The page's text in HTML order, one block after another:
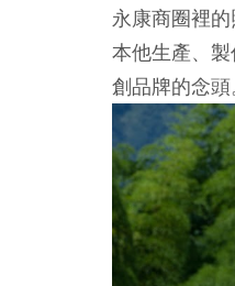
永康商圈裡
本他生產、
創品牌的念